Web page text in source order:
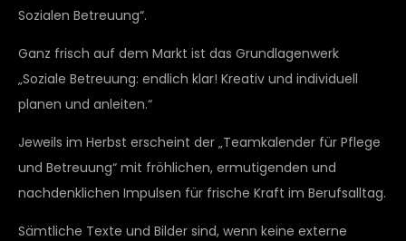
Sozialen Betreuung“.
Ganz frisch auf dem Markt ist das Grundlagenwerk
„Soziale Betreuung: endlich klar! Kreativ und individuell
planen und anleiten.“
Jeweils im Herbst erscheint der „Teamkalender für Pflege
und Betreuung“ mit fröhlichen, ermutigenden und
nachdenklichen Impulsen für frische Kraft im Berufsalltag.
Sämtliche Texte und Bilder sind, wenn keine externe